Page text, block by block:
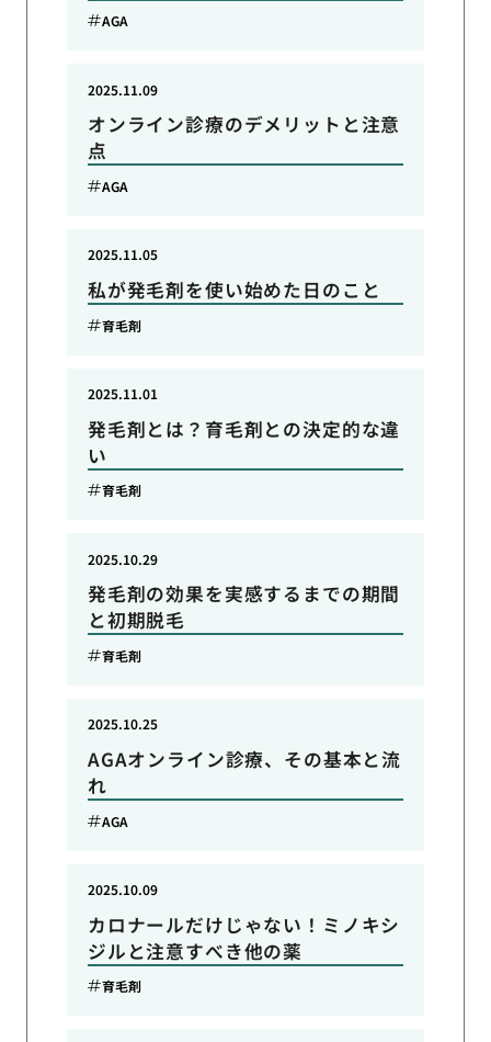
AGA
オンライン診療のデメリットと注意
点
2025.11.09
AGA
私が発毛剤を使い始めた日のこと
2025.11.05
育毛剤
発毛剤とは？育毛剤との決定的な違
い
2025.11.01
育毛剤
発毛剤の効果を実感するまでの期間
と初期脱毛
2025.10.29
育毛剤
AGAオンライン診療、その基本と流
れ
2025.10.25
AGA
カロナールだけじゃない！ミノキシ
ジルと注意すべき他の薬
2025.10.09
育毛剤